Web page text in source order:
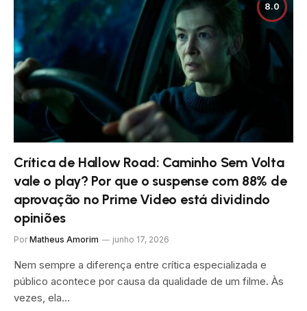
8.0
Crítica de Hallow Road: Caminho Sem Volta
vale o play? Por que o suspense com 88% de
aprovação no Prime Video está dividindo
opiniões
Por Matheus Amorim junho 17, 2026
Nem sempre a diferença entre crítica especializada e
público acontece por causa da qualidade de um filme. Às
vezes, ela…